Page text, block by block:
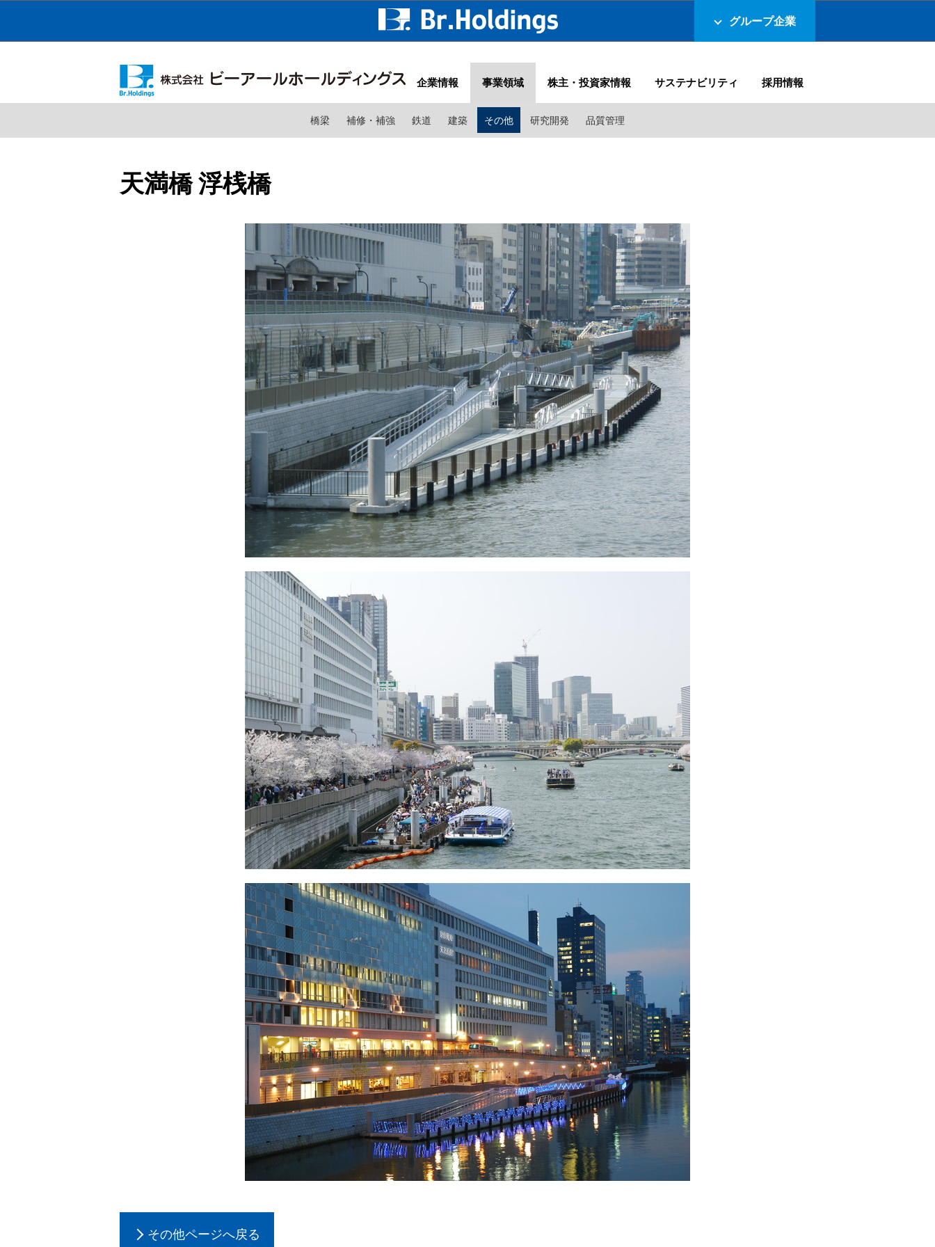
グループ企業
企業情報 事業領域 株主・投資家情報 サステナビリティ 採用情報
橋梁 補修・補強 鉄道 建築 その他 研究開発 品質管理
天満橋 浮桟橋
その他ページへ戻る